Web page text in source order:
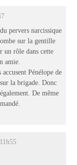
pervers narcissique
sur la gentille
un rôle dans cette
amie.
Pénélope de
la brigade. Donc
De même